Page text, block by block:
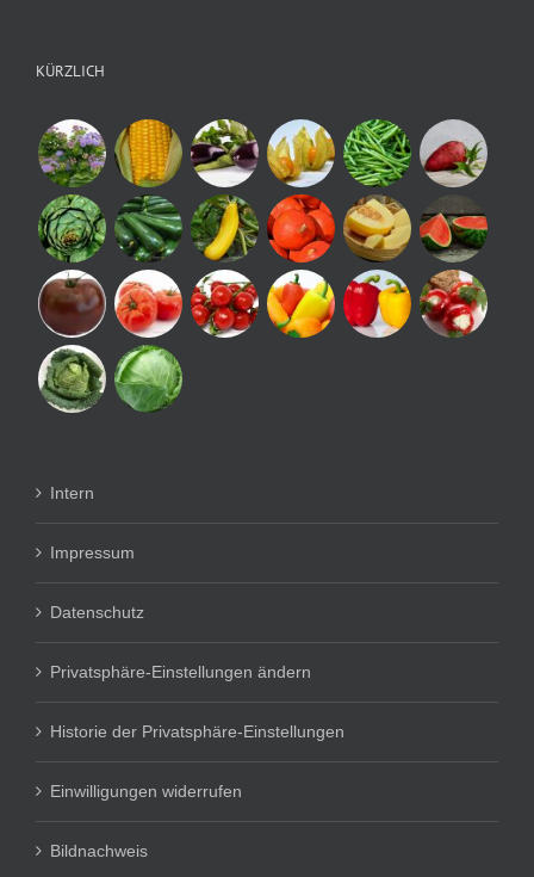
KÜRZLICH
Intern
Impressum
Datenschutz
Privatsphäre-Einstellungen ändern
Historie der Privatsphäre-Einstellungen
Einwilligungen widerrufen
Bildnachweis